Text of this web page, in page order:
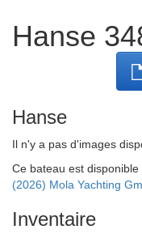
Hanse
Hanse
Il n'y a pas d'images
Ce bateau est
(2026) Mola Yachting
Inventaire